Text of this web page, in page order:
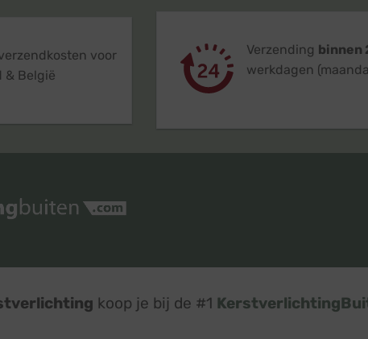
voor
& België
Verzending binnen
werkdagen
koop je bij de #1